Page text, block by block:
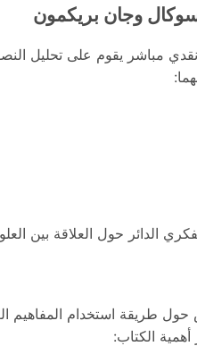
وجان بريكمون
مباشر يقوم على تحليل
الدائر حول العلاقة بين
طريقة استخدام المفاهيم
أهمية الكتاب: